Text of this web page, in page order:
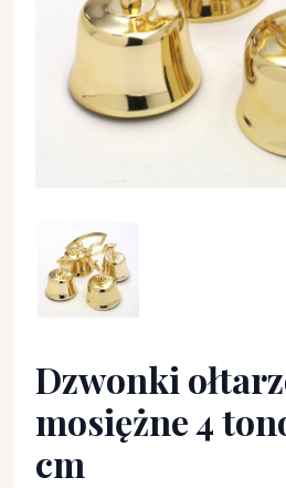
Dzwonki
mosiężne 4
cm